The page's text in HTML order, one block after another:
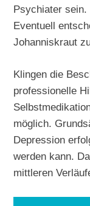
Psychiater
Eventuell
Johanniskraut
Klingen die
professionelle
möglich.
Depression
werden kann.
mittleren